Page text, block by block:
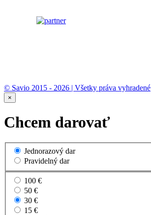
© Savio 2015 - 2026 | Všetky práva vyhradené
×
Chcem darovať
Jednorazový dar
Pravidelný dar
100 €
50 €
30 €
15 €